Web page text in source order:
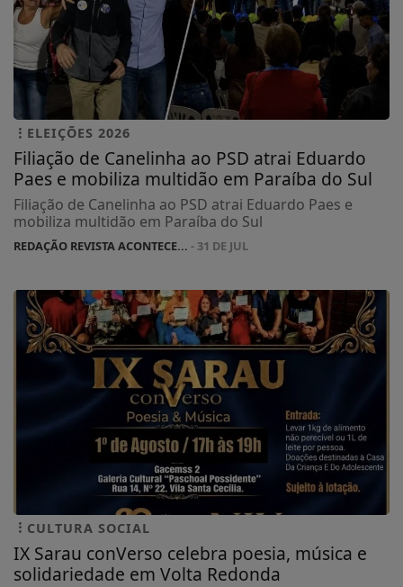
ELEIÇÕES 2026
Filiação de Canelinha ao PSD atrai Eduardo
Paes e mobiliza multidão em Paraíba do Sul
Filiação de Canelinha ao PSD atrai Eduardo Paes e
mobiliza multidão em Paraíba do Sul
REDAÇÃO REVISTA ACONTECE... - 31 DE JUL
CULTURA SOCIAL
IX Sarau conVerso celebra poesia, música e
solidariedade em Volta Redonda